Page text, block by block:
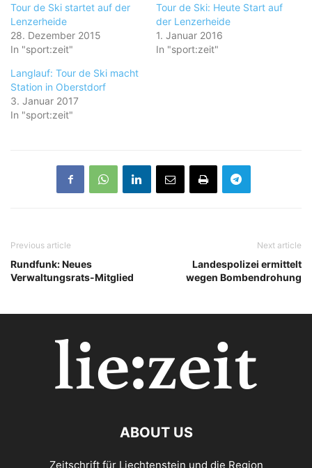
Tour de Ski startet auf der
Lenzerheide
28. Dezember 2015
In "sport:zeit"
Tour de Ski: Heute Start auf
der Lenzerheide
1. Januar 2016
In "sport:zeit"
Langlauf: Tour de Ski macht
Station in Oberstdorf
3. Januar 2017
In "sport:zeit"
Previous article
Rundfunk: Neues
Verwaltungsrats-Mitglied
Next article
Landespolizei ermittelt
wegen Bombendrohung
ABOUT US
Zeitschrift für Liechtenstein und die Region